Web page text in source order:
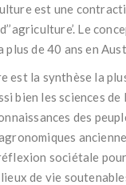
est une
Le
plus de 40 ans en
est la synthèse la
bien les sciences de
des
sociétale
de vie